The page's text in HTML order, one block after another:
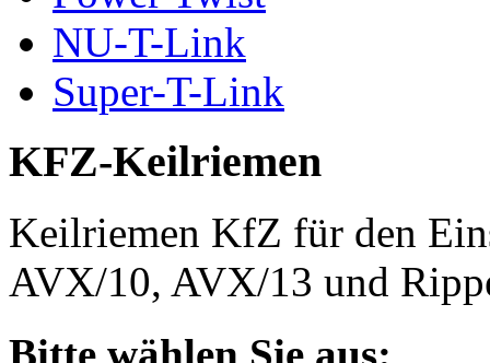
NU-T-Link
Super-T-Link
KFZ-Keilriemen
Keilriemen KfZ für den
AVX/10, AVX/13 und